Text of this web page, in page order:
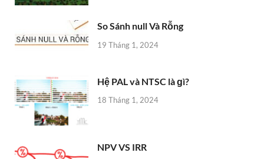
So Sánh null Và Rỗng
19 Tháng 1, 2024
Hệ PAL và NTSC là ɡì?
18 Tháng 1, 2024
NPV VS IRR